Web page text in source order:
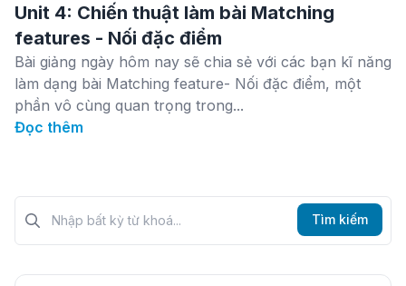
Unit 4: Chiến thuật làm bài Matching
features - Nối đặc điểm
Bài giảng ngày hôm nay sẽ chia sẻ với các bạn kĩ năng
làm dạng bài Matching feature- Nối đặc điểm, một
phần vô cùng quan trọng trong...
Đọc thêm
Tìm kiếm?>
Tìm kiếm